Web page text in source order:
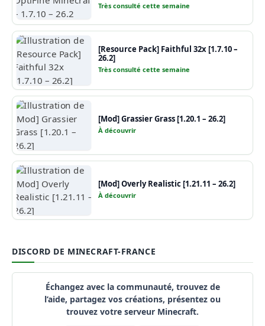
Très consulté cette semaine
[Resource Pack] Faithful 32x [1.7.10 –
26.2]
Très consulté cette semaine
[Mod] Grassier Grass [1.20.1 – 26.2]
À découvrir
[Mod] Overly Realistic [1.21.11 – 26.2]
À découvrir
DISCORD DE MINECRAFT-FRANCE
Échangez avec la communauté, trouvez de
l’aide, partagez vos créations, présentez ou
trouvez votre serveur Minecraft.